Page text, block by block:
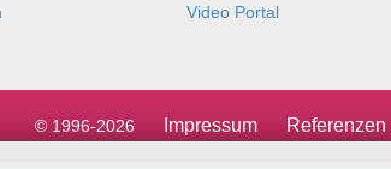
Video Portal
© 1996-2026 Impressum Referenzen